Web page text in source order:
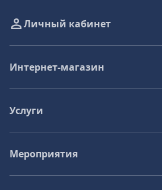
Личный кабинет
Интернет-магазин
Услуги
Мероприятия